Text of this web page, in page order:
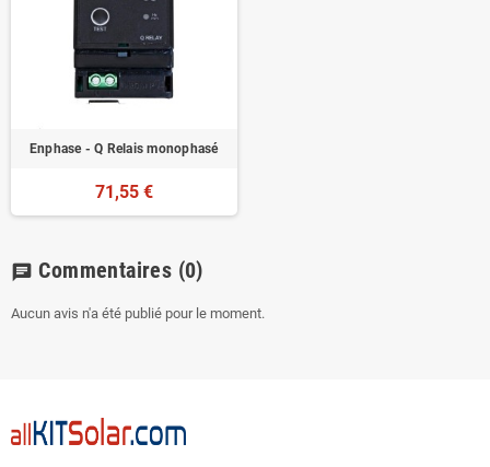
Enphase - Q Relais monophasé
71,55 €
chat Commentaires (0)
Aucun avis n'a été publié pour le moment.